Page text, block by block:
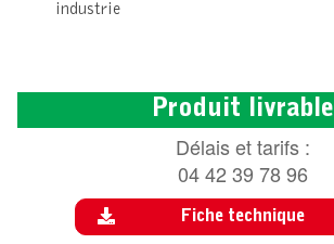
industrie
Produit livrable
Délais et tarifs :
04 42 39 78 96
Fiche technique